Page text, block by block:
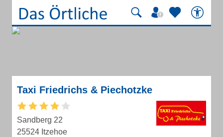
Taxi Friedrichs & Piechotzke
Sandberg 22
25524 Itzehoe